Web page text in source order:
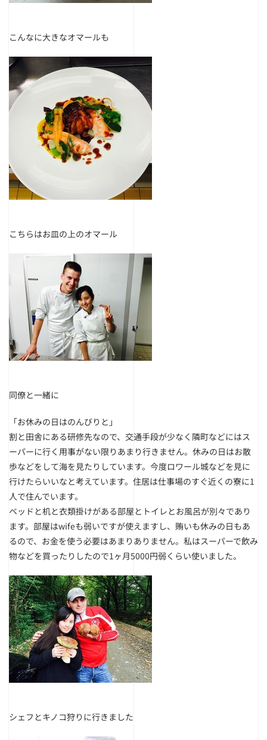
こんなに大きなオマールも
こちらはお皿の上のオマール
同僚と一緒に
「お休みの日はのんびりと」
割と田舎にある研修先なので、交通手段が少なく隣町などにはス
ーパーに行く用事がない限りあまり行きません。休みの日はお散
歩などをして海を見たりしています。今度ロワール城などを見に
行けたらいいなと考えています。住居は仕事場のすぐ近くの寮に1
人で住んでいます。
ベッドと机と衣類掛けがある部屋とトイレとお風呂が別々であり
ます。部屋はwifeも弱いですが使えますし、賄いも休みの日もあ
るので、お金を使う必要はあまりありません。私はスーパーで飲み
物などを買ったりしたので1ヶ月5000円弱くらい使いました。
シェフとキノコ狩りに行きました